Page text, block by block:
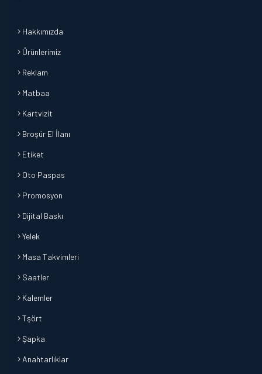
Hakkımızda
Ürünlerimiz
Reklam
Matbaa
Kartvizit
Broşür El İlanı
Etiket
Oto Paspas
Promosyon
Dijital Baskı
Yelek
Masa Takvimleri
Saatler
Kalemler
Tşört
Şapka
Anahtarlıklar